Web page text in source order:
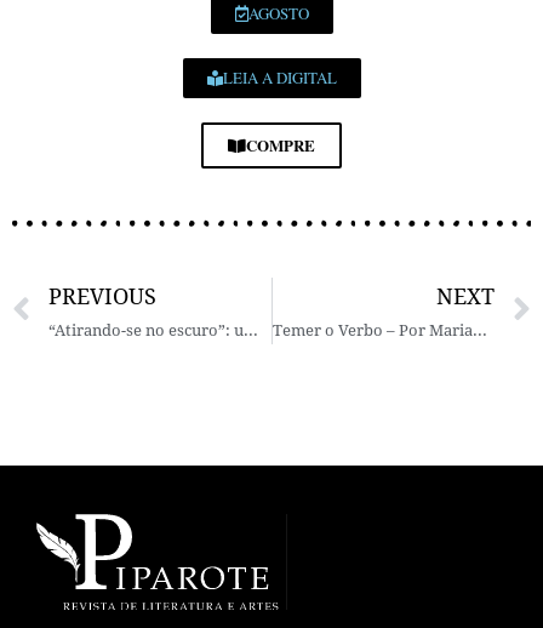
AGOSTO
LEIA A DIGITAL
COMPRE
PREVIOUS
“Atirando-se no escuro”: um diálogo com Anne Carson
NEXT
Temer o Verbo – Por Mariana Ianelli